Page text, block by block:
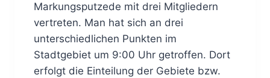
Markungsputzede mit drei Mitgliedern
vertreten. Man hat sich an drei
unterschiedlichen Punkten im
Stadtgebiet um 9:00 Uhr getroffen. Dort
erfolgt die Einteilung der Gebiete bzw.